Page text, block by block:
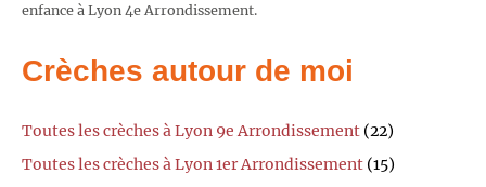
enfance à Lyon 4e Arrondissement.
Crèches autour de moi
Toutes les crèches à Lyon 9e Arrondissement (22)
Toutes les crèches à Lyon 1er Arrondissement (15)